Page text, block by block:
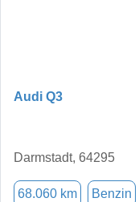
Audi Q3
Darmstadt, 64295
68.060 km Benzin